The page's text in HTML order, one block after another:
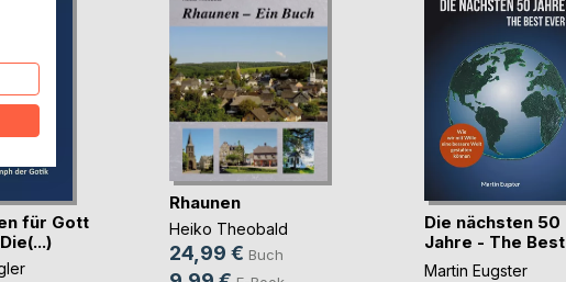
für Gott
Rhaunen
Heiko Theobald
24,99 € Buch
Die nächsten 50
Jahre - The Best
Ever
Martin Eugster